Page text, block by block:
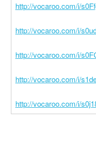
http://vocaroo.com/i/
http://vocaroo.com/i/
http://vocaroo.com/i/
http://vocaroo.com/i/
http://vocaroo.com/i/